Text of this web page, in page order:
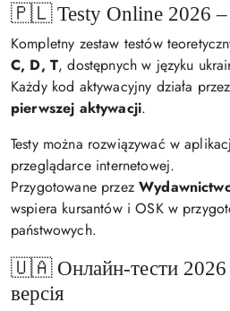
🇵🇱 Testy Online 2026 –
Kompletny zestaw testów
C, D, T, dostępnych w języku
Każdy kod aktywacyjny działa przez
pierwszej aktywacji.
Testy można rozwiązywać w
przeglądarce internetowej.
Przygotowane przez
wspiera kursantów i OSK w
państwowych.
🇺🇦 Онлайн-тести 2026
версія